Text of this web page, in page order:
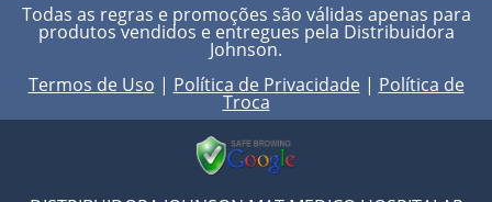
Fio de Poliéster
Todas as regras e promoções são válidas apenas para
produtos vendidos e entregues pela Distribuidora
Johnson.
Termos de Uso | Política de Privacidade| Política de
Troca